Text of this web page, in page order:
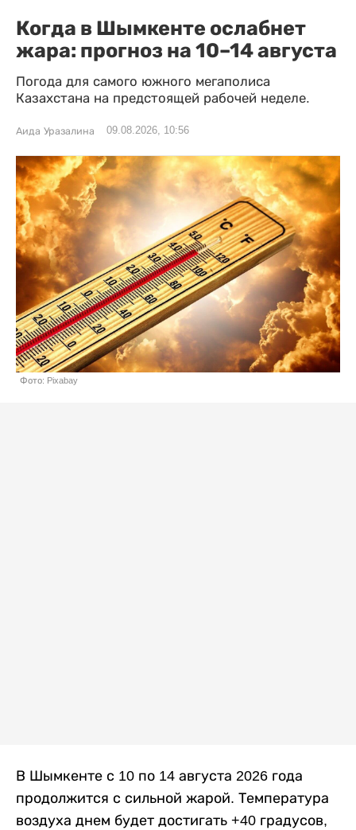
Когда в Шымкенте ослабнет
жара: прогноз на 10–14 августа
Погода для самого южного мегаполиса
Казахстана на предстоящей рабочей неделе.
Аида Уразалина 09.08.2026, 10:56
Фото: Pixabay
В Шымкенте с 10 по 14 августа 2026 года
продолжится с сильной жарой. Температура
воздуха днем будет достигать +40 градусов,